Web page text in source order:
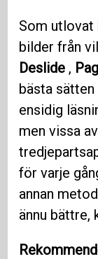
Som utlovat
bilder från
Deslide ,
bästa
ensidig
men vissa
för varje
annan
ännu bättre,